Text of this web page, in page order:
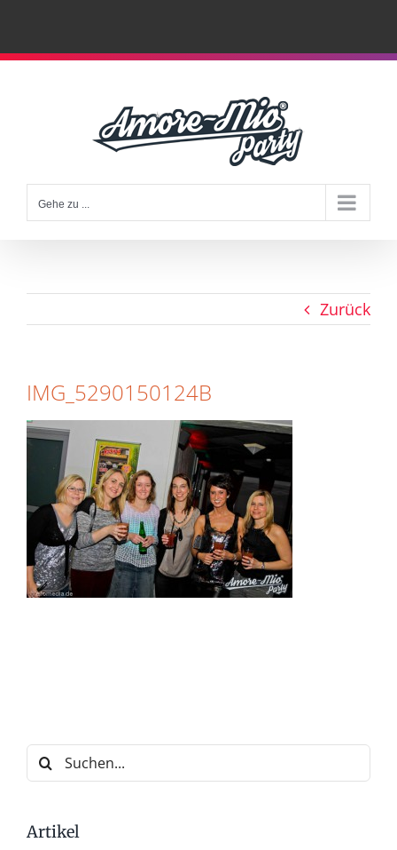
Zum
Gehe zu ...
Zurück
IMG_5290150124B
Suche
nach:
Artikel